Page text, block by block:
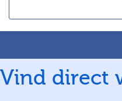
Vind direct